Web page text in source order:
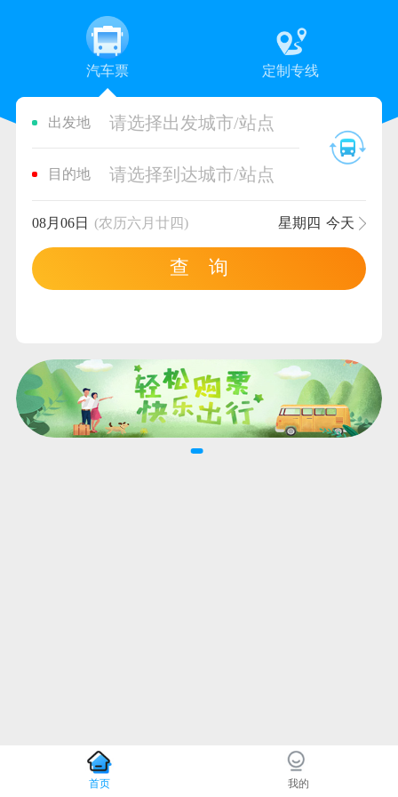
汽车票 定制专线
出发地 请选择出发城市/站点
目的地 请选择到达城市/站点
08月06日 (农历六月廿四) 星期四 今天
查 询
首页 我的